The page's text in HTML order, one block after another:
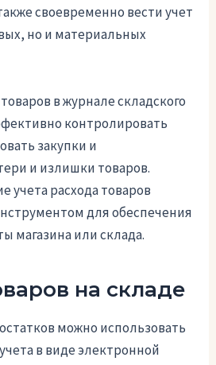
своевременно вести учет
но и материальных
в журнале складского
контролировать
закупки и
и излишки товаров.
учета расхода товаров
для обеспечения
магазина или склада.
на складе
можно использовать
в виде электронной